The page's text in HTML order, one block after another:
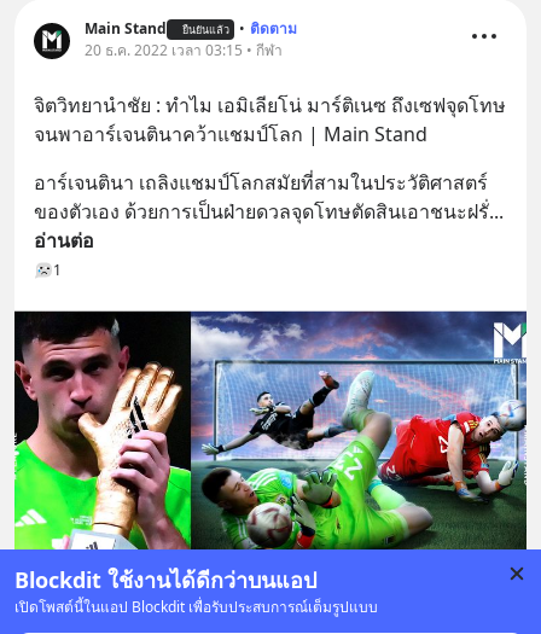
Blockdit ใช้งานได้ดีกว่าบนแอป
เปิดโพสต์นี้ในแอป Blockdit เพื่อรับประสบการณ์เต็มรูปแบบ
Main Stand ยืนยันแล้ว • ติดตาม
20 ธ.ค. 2022 เวลา 03:15 • กีฬา
จิตวิทยานำชัย : ทำไม เอมิเลียโน่ มาร์ติเนซ ถึงเซฟจุดโทษ
จนพาอาร์เจนตินาคว้าแชมป์โลก | Main Stand
อาร์เจนตินา เถลิงแชมป์โลกสมัยที่สามในประวัติศาสตร์
ของตัวเอง ด้วยการเป็นฝ่ายดวลจุดโทษตัดสินเอาชนะฝรั่
อ่านต่อ
1